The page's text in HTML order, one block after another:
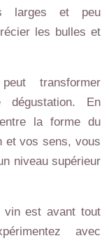
larges et peu
les bulles et
transformer
dégustation. En
entre la forme du
et vos sens, vous
niveau supérieur
vin est avant tout
avec